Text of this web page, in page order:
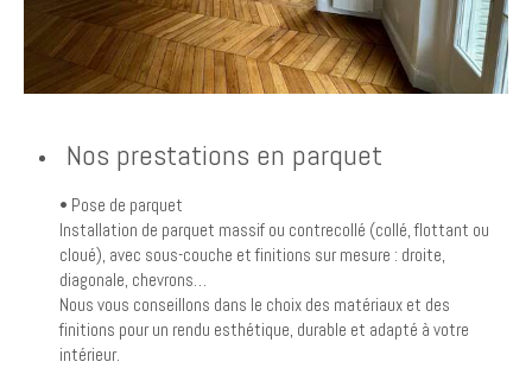
Nos prestations en parquet
• Pose de parquet
Installation de parquet massif ou contrecollé (collé, flottant ou
cloué), avec sous-couche et finitions sur mesure : droite,
diagonale, chevrons…
Nous vous conseillons dans le choix des matériaux et des
finitions pour un rendu esthétique, durable et adapté à votre
intérieur.